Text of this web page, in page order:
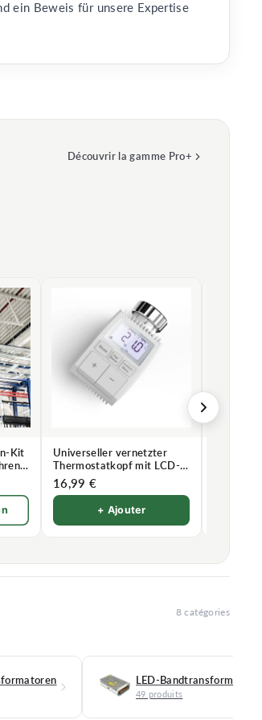
ein Beweis für unsere Expertise
Découvrir la gamme Pro+
Kit
Universeller vernetzter
Thermostatkopf mit LCD-
Bildschirm
16,99 €
+ Ajouter
8 catégories
LED-
49 produits